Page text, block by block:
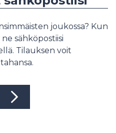
joukossa? Kun
sähköpostiisi
Tilauksen voit